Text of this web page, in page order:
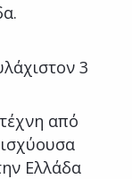
3
από
Ελλάδα